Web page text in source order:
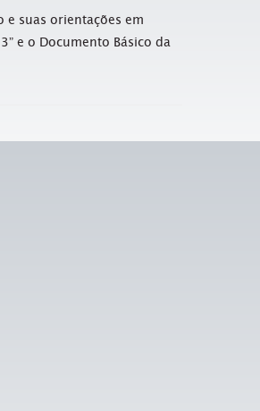
suas orientações em
e o Documento Básico da